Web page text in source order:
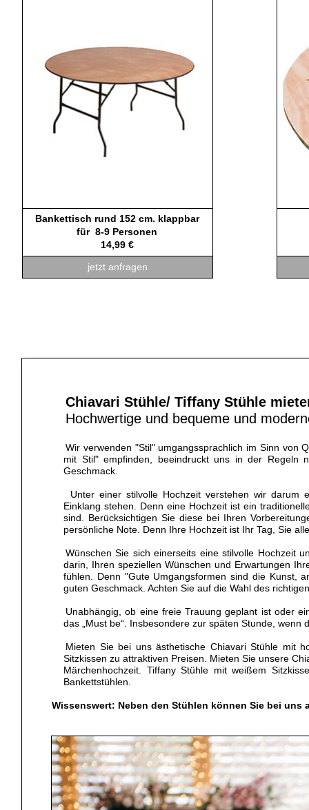
Bankettisch rund 152 cm. klappbar
für 8-9 Personen
14,99 €
jetzt anfragen
Chiavari Stühle/ Tiffany Stühle
Hochwertige und bequeme und
Wir verwenden "Stil" umgangssprachlich im Sinn von
mit Stil" empfinden, beeindruckt uns in der Regeln
Geschmack.
Unter einer stilvolle Hochzeit verstehen wir darum
Einklang stehen. Denn eine Hochzeit ist ein
sind. Berücksichtigen Sie diese bei Ihren
persönliche Note. Denn Ihre Hochzeit ist Ihr Tag, Sie
Wünschen Sie sich einerseits eine stilvolle Hochzeit
darin, Ihren speziellen Wünschen und Erwartungen
fühlen. Denn "Gute Umgangsformen sind die Kunst,
guten Geschmack. Achten Sie auf die Wahl des
Unabhängig, ob eine freie Trauung geplant ist oder
das „Must be“. Insbesondere zur späten Stunde, wenn
Mieten Sie bei uns ästhetische Chiavari Stühle mit
Sitzkissen zu attraktiven Preisen. Mieten Sie unsere
Märchenhochzeit. Tiffany Stühle mit weißem
Bankettstühlen.
Wissenswert: Neben den Stühlen können Sie bei